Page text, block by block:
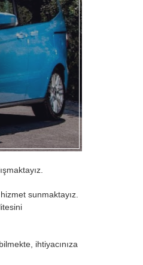
sunmaktayız.
ihtiyacınıza